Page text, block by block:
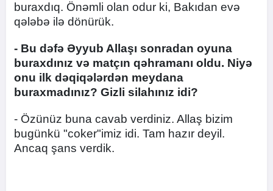
buraxdıq. Önəmli olan odur ki, Bakıdan evə
qələbə ilə dönürük.
- Bu dəfə Əyyub Allaşı sonradan oyuna
buraxdınız və matçın qəhramanı oldu. Niyə
onu ilk dəqiqələrdən meydana
buraxmadınız? Gizli silahınız idi?
- Özünüz buna cavab verdiniz. Allaş bizim
bugünkü "coker"imiz idi. Tam hazır deyil.
Ancaq şans verdik.